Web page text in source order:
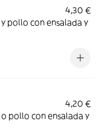
4,30 €
pollo con ensalada y
4,20 €
pollo con ensalada y